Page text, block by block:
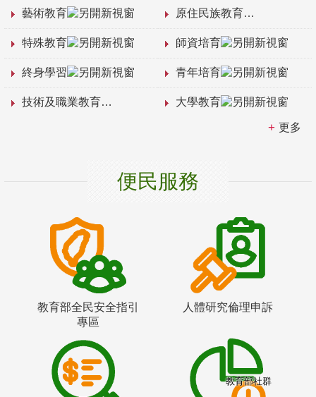
藝術教育 原住民族教育
特殊教育 師資培育
終身學習 青年培育
技術及職業教育 大學教育
更多
便民服務
教育部全民安全指引
專區
人體研究倫理申訴
教育部社群